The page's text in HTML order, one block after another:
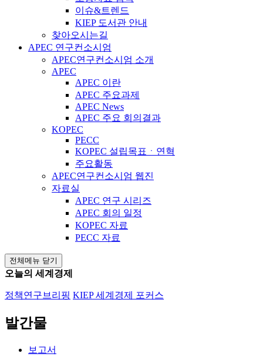
이슈&트렌드
KIEP 도서관 안내
찾아오시는길
APEC 연구컨소시엄
APEC연구컨소시엄 소개
APEC
APEC 이란
APEC 주요과제
APEC News
APEC 주요 회의결과
KOPEC
PECC
KOPEC 설립목표ㆍ연혁
주요활동
APEC연구컨소시엄 웹진
자료실
APEC 연구 시리즈
APEC 회의 일정
KOPEC 자료
PECC 자료
전체메뉴 닫기
오늘의 세계경제
정책연구브리핑 KIEP 세계경제 포커스
발간물
보고서